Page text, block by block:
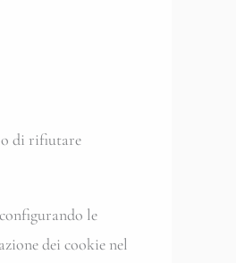
o di rifiutare
le
dei cookie nel